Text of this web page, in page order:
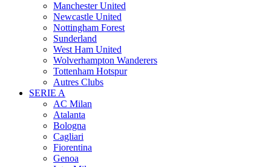
Manchester United
Newcastle United
Nottingham Forest
Sunderland
West Ham United
Wolverhampton Wanderers
Tottenham Hotspur
Autres Clubs
SERIE A
AC Milan
Atalanta
Bologna
Cagliari
Fiorentina
Genoa